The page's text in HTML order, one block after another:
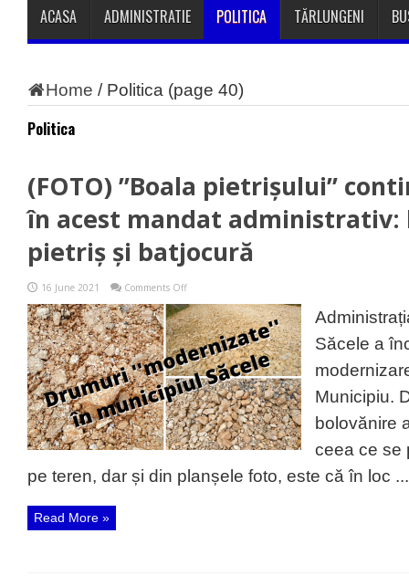
ACASA ADMINISTRATIE POLITICA TĂRLUNGENI
Home / Politica (page 40)
Politica
(FOTO) ”Boala pietrișului”
în acest mandat administrativ:
pietriș și batjocură
16 June 2021 Comments Offon
”Boala
pietrișului”
continuă
la
Săcele
și
în
acest
mandat
administrativ:
bolovani,
pietriș
batjocură
Săcele a
Municipiu.
bolovănire
ceea ce se
pe teren, dar și din planșele foto, este că în loc ...
Read More »